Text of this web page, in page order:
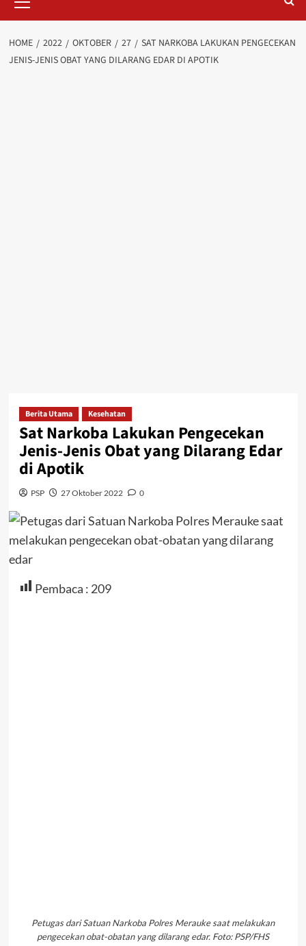
Menu
HOME 2022 OKTOBER 27
SAT NARKOBA LAKUKAN PENGECEKAN
JENIS-JENIS OBAT YANG DILARANG EDAR DI APOTIK
Berita Utama Kesehatan
Sat Narkoba Lakukan Pengecekan
Jenis-Jenis Obat yang Dilarang Edar
di Apotik
PSP 27 Oktober 2022 0
Pembaca : 209
Petugas dari Satuan Narkoba Polres Merauke saat melakukan
pengecekan obat-obatan yang dilarang edar. Foto: PSP/FHS